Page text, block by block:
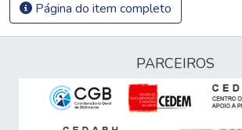
Página do item completo
PARCEIROS